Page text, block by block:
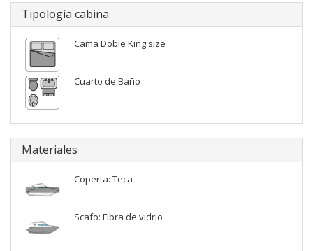
Tipología cabina
Cama Doble King size
Cuarto de Baño
Materiales
Coperta: Teca
Scafo: Fibra de vidrio